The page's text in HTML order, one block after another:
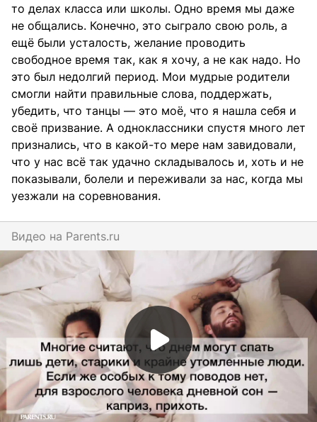
то делах класса или школы. Одно время мы даже
не общались. Конечно, это сыграло свою роль, а
ещё были усталость, желание проводить
свободное время так, как я хочу, а не как надо. Но
это был недолгий период. Мои мудрые родители
смогли найти правильные слова, поддержать,
убедить, что танцы — это моё, что я нашла себя и
своё призвание. А одноклассники спустя много лет
признались, что в какой-то мере нам завидовали,
что у нас всё так удачно складывалось и, хоть и не
показывали, болели и переживали за нас, когда мы
уезжали на соревнования.
Видео на parents.ru